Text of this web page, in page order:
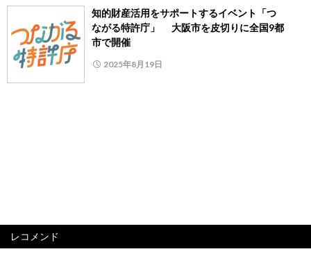
知的財産活用をサポートするイベント「つ
ながる特許庁」 大阪市を皮切りに全国9都
市で開催
2025年8月19日
レコメンド